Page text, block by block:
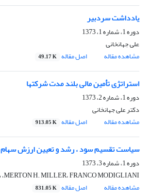
یادداشت سردبیر
دوره 1، شماره 1، 1373
علی جهانخانی
مشاهده مقاله
اصل مقاله 49.17 K
استراتژی تأمین مالی بلند مدت شرکتها
دوره 1، شماره 2، 1373
دکتر علی جهانخانی
مشاهده مقاله
اصل مقاله 913.05 K
سیاست تقسیم سود ، رشد و تعیین ارزش سهام
دوره 1، شماره 3، 1373
MERTON H. MILLER، FRANCO MODIGLIANI، دکتر علی پارسائیان
مشاهده مقاله
اصل مقاله 831.05 K